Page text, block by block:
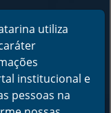
18 horas
utiliza
institucional e
pessoas na